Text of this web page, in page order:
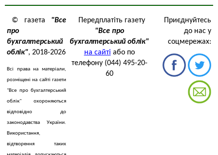
© газета "Все
про
бухгалтерський
облік", 2018-2026
Всі права на матеріали,
розміщені на сайті газети
"Все про бухгалтерський
облік" охороняються
відповідно до
законодавства України.
Використання,
відтворення таких
Передплатіть газету
"Все про
бухгалтерський облік"
на сайті або по
телефону (044) 495-20-
60
Приєднуйтесь
до нас у
соцмережах: